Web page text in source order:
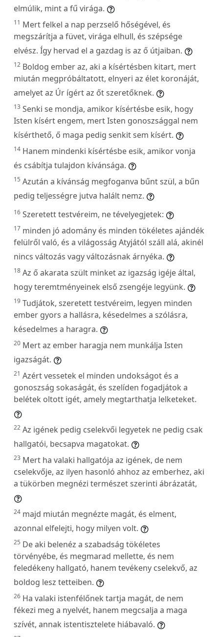
elmúlik, mint a fű virága.
11 Mert felkel a nap perzselő hőségével, és
megszárítja a füvet, virága elhull, és szépsége
elvész. Így hervad el a gazdag is az ő útjaiban.
12 Boldog ember az, aki a kísértésben kitart, mert
miután megpróbáltatott, elnyeri az élet koronáját,
amelyet az Úr ígért az őt szeretőknek.
13 Senki se mondja, amikor kísértésbe esik, hogy
Isten kísért engem, mert Isten gonoszsággal nem
kísérthető, ő maga pedig senkit sem kísért.
14 Hanem mindenki kísértésbe esik, amikor vonja
és csábítja tulajdon kívánsága.
15 Azután a kívánság megfoganva bűnt szül, a bűn
pedig teljességre jutva halált nemz.
16 Szeretett testvéreim, ne tévelyegjetek:
17 minden jó adomány és minden tökéletes ajándék
felülről való, és a világosság Atyjától száll alá, akinél
nincs változás vagy változásnak árnyéka.
18 Az ő akarata szült minket az igazság igéje által,
hogy teremtményeinek első zsengéje legyünk.
19 Tudjátok, szeretett testvéreim, legyen minden
ember gyors a hallásra, késedelmes a szólásra,
késedelmes a haragra.
20 Mert az ember haragja nem munkálja Isten
igazságát.
21 Azért vessetek el minden undokságot és a
gonoszság sokaságát, és szelíden fogadjátok a
belétek oltott igét, amely megtarthatja lelketeket.
22 Az igének pedig cselekvői legyetek ne pedig csak
hallgatói, becsapva magatokat.
23 Mert ha valaki hallgatója az igének, de nem
cselekvője, az ilyen hasonló ahhoz az emberhez, aki
a tükörben megnézi természet szerinti ábrázatát,
24 majd miután megnézte magát, és elment,
azonnal elfelejti, hogy milyen volt.
25 De aki belenéz a szabadság tökéletes
törvényébe, és megmarad mellette, és nem
feledékeny hallgató, hanem tevékeny cselekvő, az
boldog lesz tetteiben.
26 Ha valaki istenfélőnek tartja magát, de nem
fékezi meg a nyelvét, hanem megcsalja a maga
szívét, annak istentisztelete hiábavaló.